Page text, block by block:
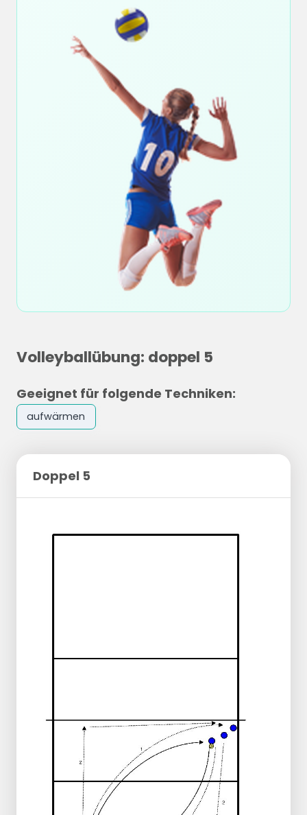
Volleyballübung: doppel 5
Geeignet für folgende Techniken:
aufwärmen
Doppel 5